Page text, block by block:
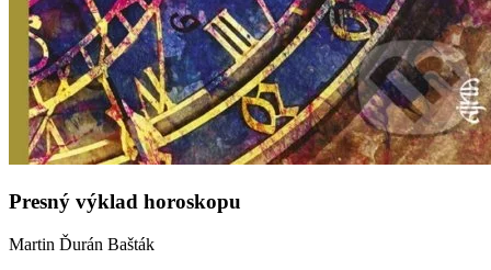
Presný výklad horoskopu
Martin Ďurán Bašták